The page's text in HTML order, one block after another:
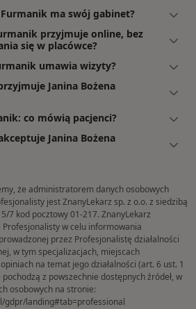
Furmanik ma swój gabinet?
przyjmuje online, bez
się w placówce?
umawia wizyty?
Janina Bożena
co mówią pacjenci?
Janina Bożena
że administratorem danych osobowych
jest ZnanyLekarz sp. z o.o. z siedzibą
7 kod pocztowy 01-217. ZnanyLekarz
w celu informowania
przez Profesjonalistę działalności
w tym specjalizacjach, miejscach
na temat jego działalności (art. 6 ust. 1
z powszechnie dostępnych źródeł, w
osobowych na stronie:
gdpr/landing#tab=professional